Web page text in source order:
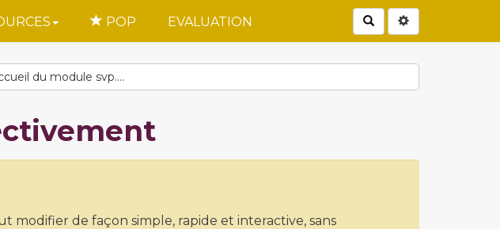
POP EVALUATION Rechercher
du module svp....
modifier de façon simple, rapide et interactive, sans